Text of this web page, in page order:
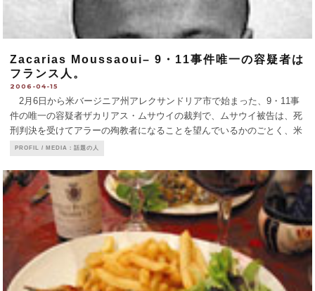
Zacarias Moussaoui– 9・11事件唯一の容疑者は
フランス人。
2006-04-15
2月6日から米バージニア州アレクサンドリア市で始まった、9・11事
件の唯一の容疑者ザカリアス・ムサウイの裁判で、ムサウイ被告は、死
刑判決を受けてアラーの殉教者になることを望んでいるかのごとく、米
大統領官邸に墜落させる予定だった飛行機を操縦することになっていた
PROFIL / MEDIA：話題の人